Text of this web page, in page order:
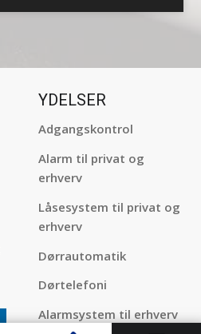
YDELSER
Adgangskontrol
Alarm til privat og
erhverv
Låsesystem til privat og
erhverv
Dørrautomatik
Dørtelefoni
Alarmsystem til erhverv